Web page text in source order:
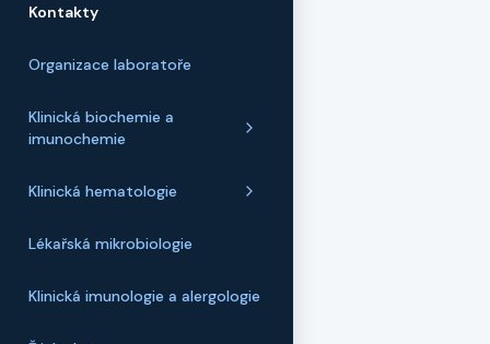
Kontakty
Organizace laboratoře
Klinická biochemie a
imunochemie
Klinická hematologie
Lékařská mikrobiologie
Klinická imunologie a alergologie